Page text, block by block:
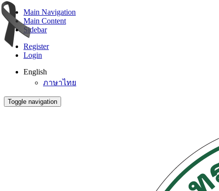
Main Navigation
Main Content
Sidebar
Register
Login
English
ภาษาไทย
Toggle navigation